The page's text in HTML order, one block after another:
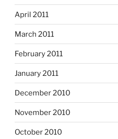
April 2011
March 2011
February 2011
January 2011
December 2010
November 2010
October 2010